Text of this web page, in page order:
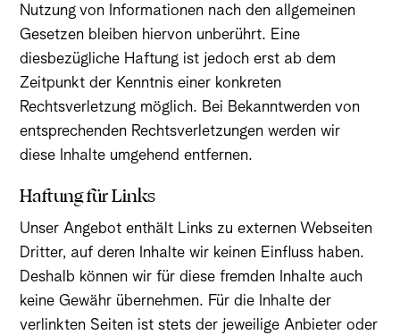
Nutzung von Informationen nach den allgemeinen
Gesetzen bleiben hiervon unberührt. Eine
diesbezügliche Haftung ist jedoch erst ab dem
Zeitpunkt der Kenntnis einer konkreten
Rechtsverletzung möglich. Bei Bekanntwerden von
entsprechenden Rechtsverletzungen werden wir
diese Inhalte umgehend entfernen.
Haftung für Links
Unser Angebot enthält Links zu externen Webseiten
Dritter, auf deren Inhalte wir keinen Einfluss haben.
Deshalb können wir für diese fremden Inhalte auch
keine Gewähr übernehmen. Für die Inhalte der
verlinkten Seiten ist stets der jeweilige Anbieter oder